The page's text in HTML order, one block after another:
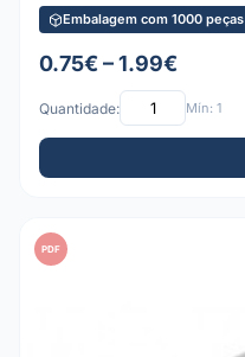
Embalagem com 1000 peças
0.75€ – 1.99€
Quantidade: Mín: 1
PDF